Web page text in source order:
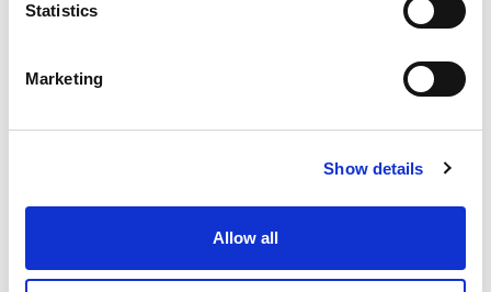
Statistics
Marketing
Show details
Allow all